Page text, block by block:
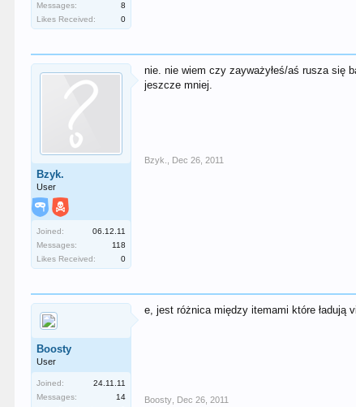
Messages:
8
Likes Received:
0
Bzyk.
User
Joined:
06.12.11
Messages:
118
Likes Received:
0
nie. nie wiem czy zayważyłeś/aś rusza się
jeszcze mniej.
Bzyk. Dec 26, 2011
Boosty
User
Joined:
24.11.11
Messages:
14
e, jest różnica między itemami które ładują
Boosty Dec 26, 2011